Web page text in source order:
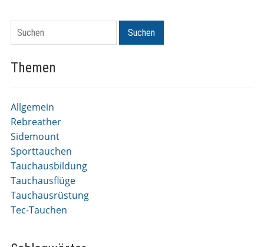
Suchen Suchen
Themen
Allgemein
Rebreather
Sidemount
Sporttauchen
Tauchausbildung
Tauchausflüge
Tauchausrüstung
Tec-Tauchen